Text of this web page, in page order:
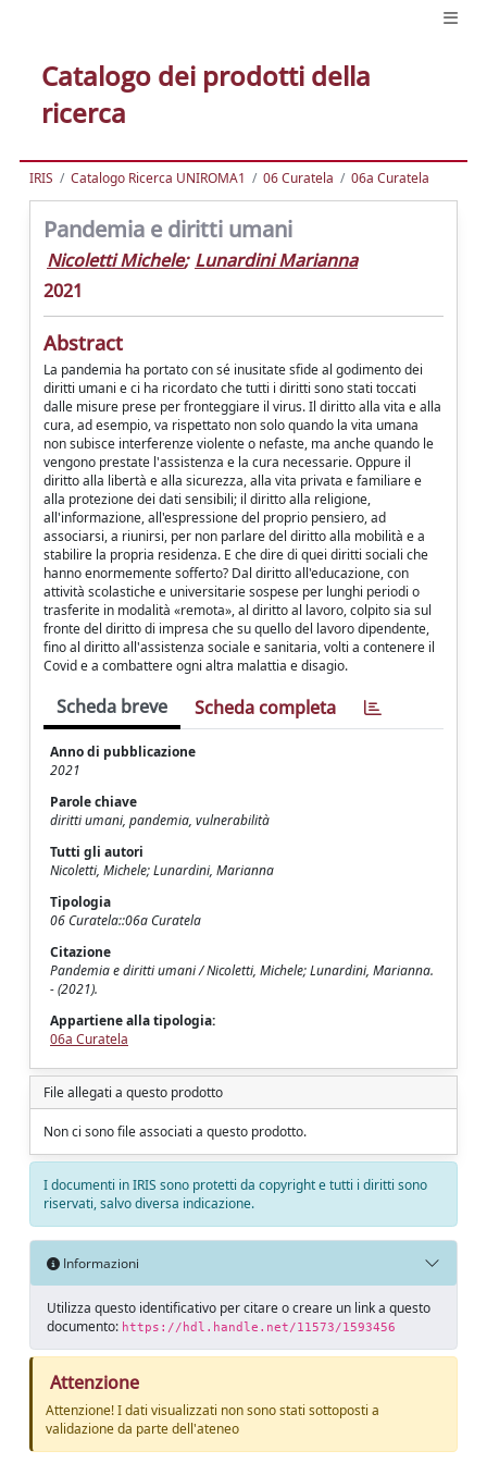
Catalogo dei prodotti della
ricerca
IRIS Catalogo Ricerca UNIROMA1 06 Curatela 06a Curatela
Pandemia e diritti umani
Nicoletti Michele; Lunardini Marianna
2021
Abstract
La pandemia ha portato con sé inusitate sfide al godimento dei
diritti umani e ci ha ricordato che tutti i diritti sono stati toccati
dalle misure prese per fronteggiare il virus. Il diritto alla vita e alla
cura, ad esempio, va rispettato non solo quando la vita umana
non subisce interferenze violente o nefaste, ma anche quando le
vengono prestate l'assistenza e la cura necessarie. Oppure il
diritto alla libertà e alla sicurezza, alla vita privata e familiare e
alla protezione dei dati sensibili; il diritto alla religione,
all'informazione, all'espressione del proprio pensiero, ad
associarsi, a riunirsi, per non parlare del diritto alla mobilità e a
stabilire la propria residenza. E che dire di quei diritti sociali che
hanno enormemente sofferto? Dal diritto all'educazione, con
attività scolastiche e universitarie sospese per lunghi periodi o
trasferite in modalità «remota», al diritto al lavoro, colpito sia sul
fronte del diritto di impresa che su quello del lavoro dipendente,
fino al diritto all'assistenza sociale e sanitaria, volti a contenere il
Covid e a combattere ogni altra malattia e disagio.
Scheda breve Scheda completa
Anno di pubblicazione
2021
Parole chiave
diritti umani, pandemia, vulnerabilità
Tutti gli autori
Nicoletti, Michele; Lunardini, Marianna
Tipologia
06 Curatela::06a Curatela
Citazione
Pandemia e diritti umani / Nicoletti, Michele; Lunardini, Marianna.
- (2021).
Appartiene alla tipologia:
06a Curatela
File allegati a questo prodotto
Non ci sono file associati a questo prodotto.
I documenti in IRIS sono protetti da copyright e tutti i diritti sono
riservati, salvo diversa indicazione.
Informazioni
Utilizza questo identificativo per citare o creare un link a questo
documento: https://hdl.handle.net/11573/1593456
Attenzione
Attenzione! I dati visualizzati non sono stati sottoposti a
validazione da parte dell'ateneo